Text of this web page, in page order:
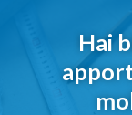
Hai